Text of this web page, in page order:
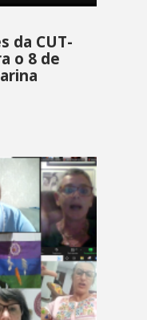
da CUT-
o 8 de